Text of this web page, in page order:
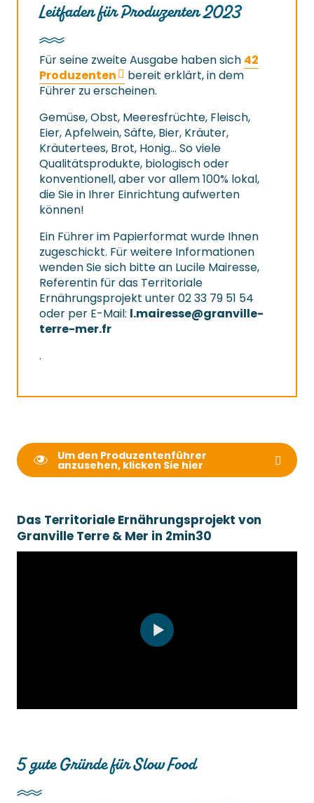
Leitfaden für Produzenten 2023
Für seine zweite Ausgabe haben sich 42
Produzenten
bereit erklärt, in dem
Führer zu erscheinen.
Gemüse, Obst, Meeresfrüchte, Fleisch,
Eier, Apfelwein, Säfte, Bier, Kräuter,
Kräutertees, Brot, Honig… So viele
Qualitätsprodukte, biologisch oder
konventionell, aber vor allem 100% lokal,
die Sie in Ihrer Einrichtung aufwerten
können!
Ein Führer im Papierformat wurde Ihnen
zugeschickt. Für weitere Informationen
wenden Sie sich bitte an Lucile Mairesse,
Referentin für das Territoriale
Ernährungsprojekt unter 02 33 79 51 54
oder per E-Mail: l.mairesse@granville-
terre-mer.fr
.
Um den Produzentenführer
anzusehen, klicken Sie hier
Das Territoriale Ernährungsprojekt von
Granville Terre & Mer in 2min30
5 gute Gründe für Slow Food